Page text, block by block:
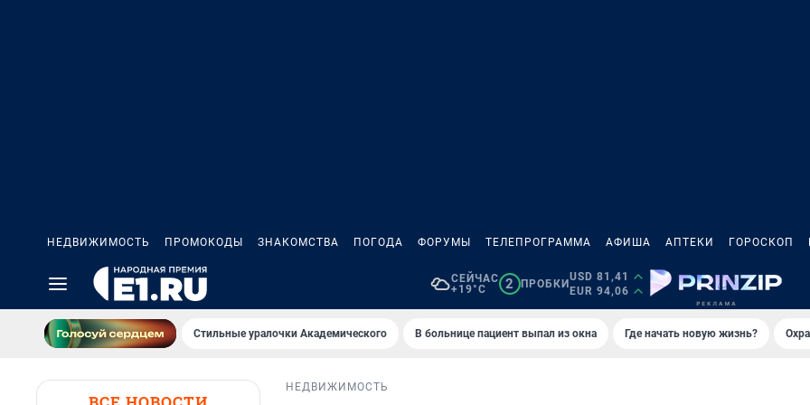
НЕДВИЖИМОСТЬ ПРОМОКОДЫ ЗНАКОМСТВА ПОГОДА ФОРУМЫ ТЕЛЕПРОГРАММА АФИША АПТЕКИ ГОРОСКОП
СЕЙЧАС
+19°C
2 ПРОБКИ
USD 81,41
EUR 94,06
Стильные уралочки Академического В больнице пациент выпал из окна Где начать новую жизнь?
НЕДВИЖИМОСТЬ